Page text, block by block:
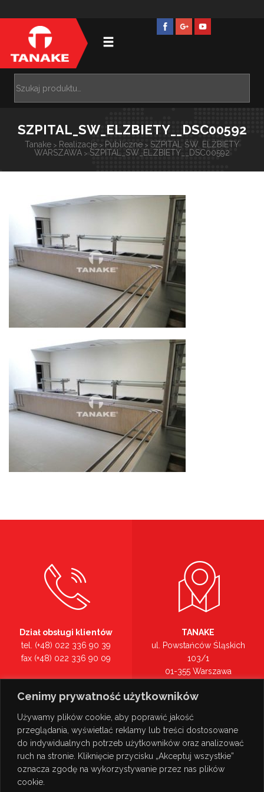
Cenimy prywatność użytkowników
Używamy plików cookie, aby poprawić jakość
przeglądania, wyświetlać reklamy lub treści dostosowane
do indywidualnych potrzeb użytkowników oraz analizować
ruch na stronie. Kliknięcie przycisku „Akceptuj wszystkie”
oznacza zgodę na wykorzystywanie przez nas plików
cookie.
SZPITAL_SW_ELZBIETY__DSC00592
Tanake > Realizacje > Publiczne > SZPITAL ŚW. ELŻBIETY
WARSZAWA > SZPITAL_SW_ELZBIETY__DSC00592
Dział obsługi klientów
tel. (+48) 022 336 90 39
fax (+48) 022 336 90 09
tel. (+48) 022 336 90 00
TANAKE
ul. Powstańców Śląskich
103/1
01-355 Warszawa
Zobacz na mapie >